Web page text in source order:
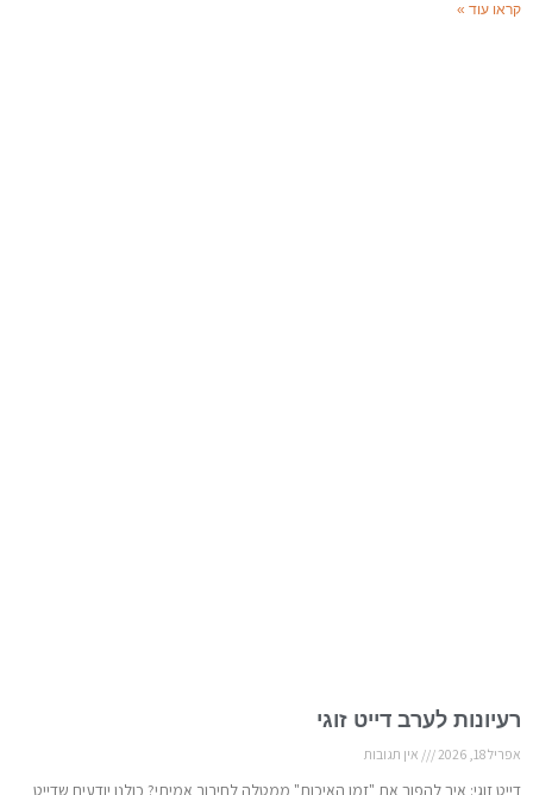
קראו עוד »
רעיונות לערב דייט זוגי
אפריל 18, 2026 אין תגובות
דייט זוגי: איך להפוך את "זמן האיכות" ממטלה לחיבור אמיתי? כולנו יודעים שדייט